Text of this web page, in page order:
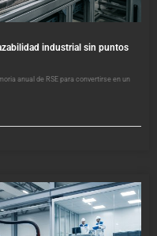
industrial sin puntos
anual de RSE para convertirse en un